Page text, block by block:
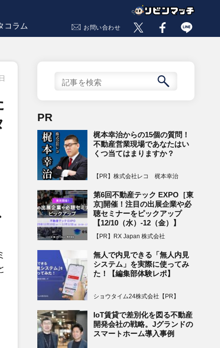
コラム お問い合わせ
PR
梶本幸治からの15個の質問！
不動産営業現場であなたはい
くつ当てはまりますか？
【PR】株式会社レコ 梶本幸治
第6回不動産テック EXPO［東
京]開催！注目の出展企業や必
聴セミナーをピックアップ
【12/10（水）-12（金）】
【PR】RX Japan 株式会社
無人で内見できる「無人内見
システム」を実際に使ってみ
た！【編集部体験レポ】
ショウタイム24株式会社【PR】
IoT賃貸で差別化を図る不動産
開発会社の戦略。Jグランドの
スマートホーム導入事例